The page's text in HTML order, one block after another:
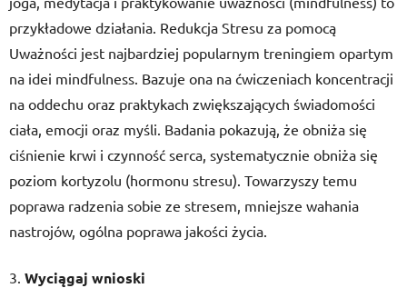
przykładowe działania. Redukcja Stresu za pomocą
Uważności jest najbardziej popularnym treningiem opartym
na idei mindfulness. Bazuje ona na ćwiczeniach koncentracji
na oddechu oraz praktykach zwiększających świadomości
ciała, emocji oraz myśli. Badania pokazują, że obniża się
ciśnienie krwi i czynność serca, systematycznie obniża się
poziom kortyzolu (hormonu stresu). Towarzyszy temu
poprawa radzenia sobie ze stresem, mniejsze wahania
nastrojów, ogólna poprawa jakości życia.
Wyciągaj wnioski